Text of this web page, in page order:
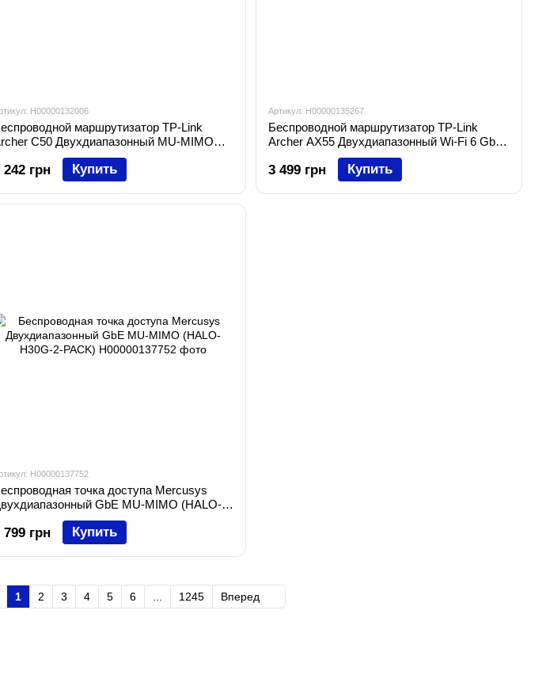
H00000132006
маршрутизатор TP-Link
C50 Двухдиапазонный MU-MIMO
(ARCHER-C50)
242 грн Купить
Артикул: H00000135267
Беспроводной маршрутизатор TP-Link
Archer AX55 Двухдиапазонный Wi-Fi 6 GbE
(ARCHER-AX55)
3 499 грн Купить
H00000137752
точка доступа Mercusys
GbE MU-MIMO (HALO-
H30G-2-PACK)
799 грн Купить
1 2 3 4 5 6 1245 Вперед